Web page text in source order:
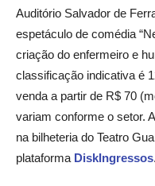
Auditório Salvador de
espetáculo de comédia
criação do enfermeiro e
classificação indicativa é
venda a partir de R$ 70
variam conforme o setor.
na bilheteria do Teatro
plataforma DiskIngressos.